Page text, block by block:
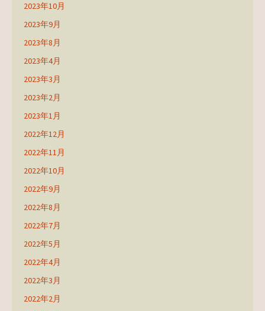
2023年10月
2023年9月
2023年8月
2023年4月
2023年3月
2023年2月
2023年1月
2022年12月
2022年11月
2022年10月
2022年9月
2022年8月
2022年7月
2022年5月
2022年4月
2022年3月
2022年2月